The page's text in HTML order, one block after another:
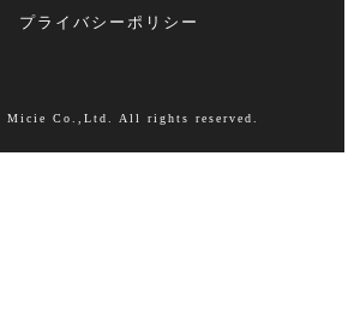
プライバシーポリシー
Co.,Ltd. All rights reserved.